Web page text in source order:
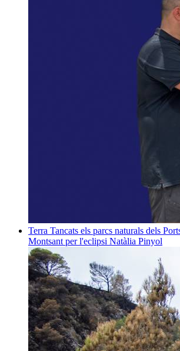
Terra Tancats els parcs naturals dels
Montsant per l'eclipsi Natàlia Pinyol